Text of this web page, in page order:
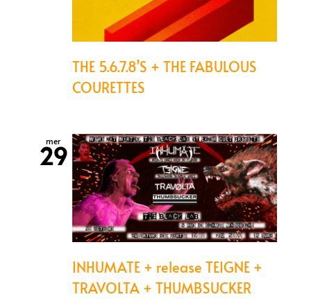
THE 5.6.7.8’S + THE FABULOUS
COURETTES
mer
29
INHUMATE + release TEIGNE +
TRAVOLTA + THUMBSUCKER